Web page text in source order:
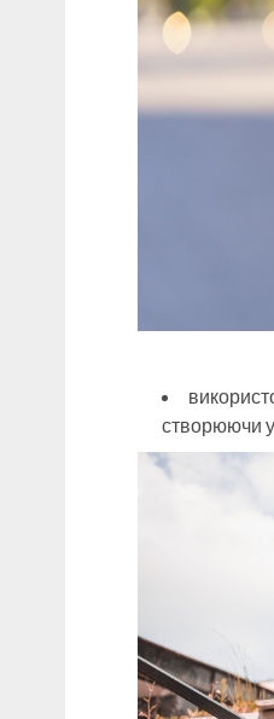
створюючи